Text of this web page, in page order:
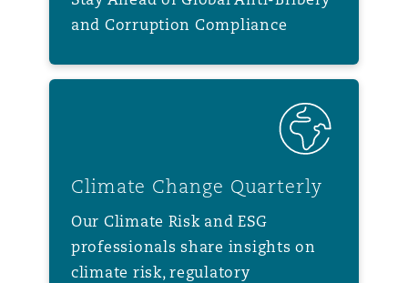
and Corruption Compliance
Climate Change Quarterly
Our Climate Risk and ESG
professionals share insights on
climate risk, regulatory